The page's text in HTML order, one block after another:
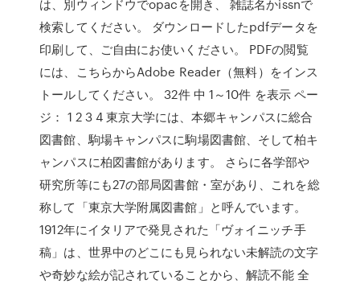
は、別ウィンドウでopacを開き、 雑誌名かissnで
検索してください。 ダウンロードしたpdfデータを
印刷して、ご自由にお使いください。 PDFの閲覧
には、こちらからAdobe Reader（無料）をインス
トールしてください。 32件 中 1～10件 を表示 ペー
ジ： 1 2 3 4 東京大学には、本郷キャンパスに総合
図書館、駒場キャンパスに駒場図書館、そして柏キ
ャンパスに柏図書館があります。 さらに各学部や
研究所等にも27の部局図書館・室があり、これを総
称して「東京大学附属図書館」と呼んでいます。
1912年にイタリアで発見された「ヴォイニッチ手
稿」は、世界中のどこにも見られない未解読の文字
や奇妙な絵が記されていることから、解読不能 全